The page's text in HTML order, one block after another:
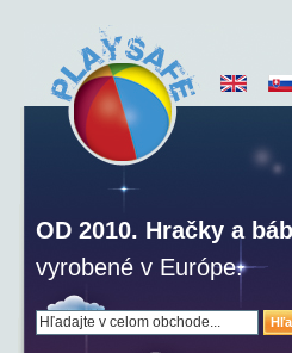
OD 2010. Hračky a
vyrobené v Európe.